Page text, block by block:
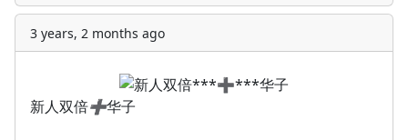
3 years, 2 months ago
新人双倍➕华子